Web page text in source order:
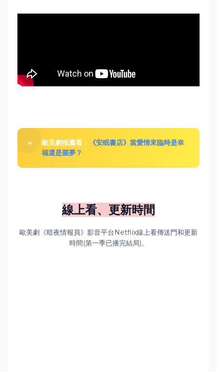
歐美劇推薦看：
《安眠書店》當愛情來臨時是幸
福還是噩夢？
線上看、更新時間
歐美劇《暗夜情報員》 影音平台Netflix線上看傳送門和更新
時間(第一季已播完結局)。